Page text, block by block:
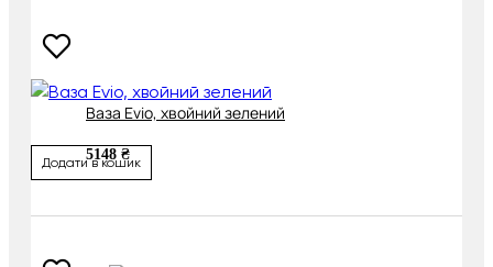
Ваза Evio, хвойний зелений
5148 ₴
Додати в кошик